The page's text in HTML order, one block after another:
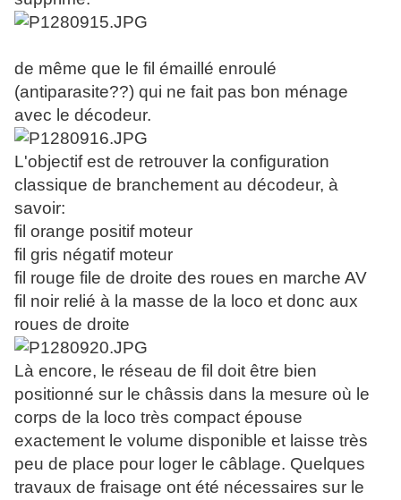
de même que le fil émaillé enroulé
(antiparasite??) qui ne fait pas bon ménage
avec le décodeur.
L'objectif est de retrouver la configuration
classique de branchement au décodeur, à
savoir:
fil orange positif moteur
fil gris négatif moteur
fil rouge file de droite des roues en marche AV
fil noir relié à la masse de la loco et donc aux
roues de droite
Là encore, le réseau de fil doit être bien
positionné sur le châssis dans la mesure où le
corps de la loco très compact épouse
exactement le volume disponible et laisse très
peu de place pour loger le câblage. Quelques
travaux de fraisage ont été nécessaires sur le